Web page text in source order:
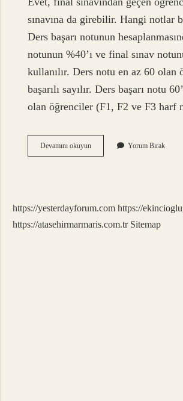
sınavına da girebilir. Hangi notlar
Ders başarı notunun
notunun %40’ı ve final sınav
kullanılır. Ders notu en az 60 olan
başarılı sayılır. Ders başarı notu
olan öğrenciler (F1, F2 ve F3 harf
Devamını okuyunNot
Yükseltme
Yorum Bırak
https://yesterdayforum.com https://
https://atasehirmarmaris.com.tr Sitemap